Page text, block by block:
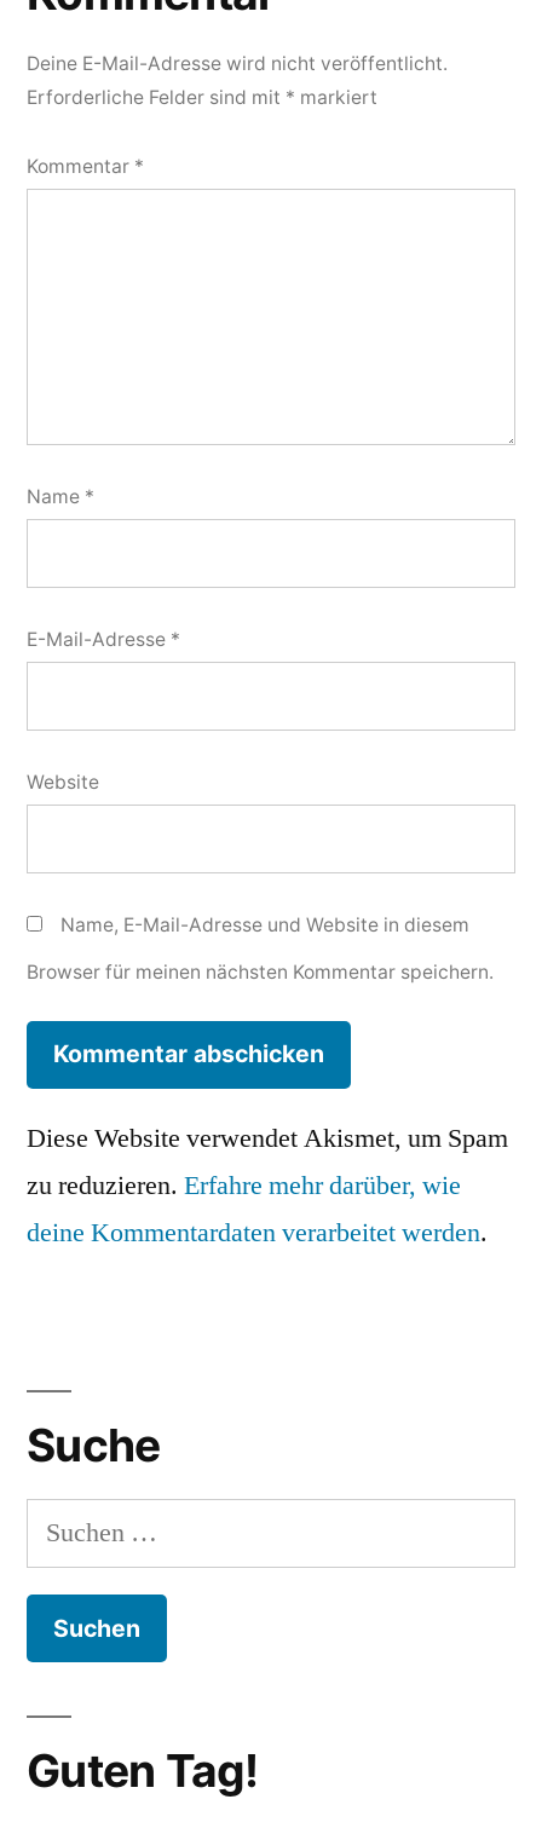
Deine E-Mail-Adresse wird nicht veröffentlicht.
Erforderliche Felder sind mit * markiert
Kommentar *
Name *
E-Mail-Adresse *
Website
Name, E-Mail-Adresse und Website in diesem
Browser für meinen nächsten Kommentar speichern.
Diese Website verwendet Akismet, um Spam
zu reduzieren. Erfahre mehr darüber, wie
deine Kommentardaten verarbeitet werden.
Suche
Suchen
nach:
Guten Tag!